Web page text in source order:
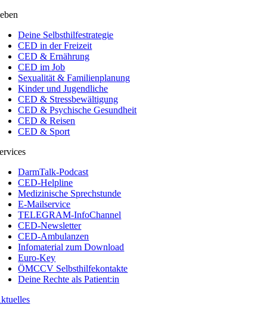
Deine Selbsthilfestrategie
CED in der Freizeit
CED & Ernährung
CED im Job
Sexualität & Familienplanung
Kinder und Jugendliche
CED & Stressbewältigung
CED & Psychische Gesundheit
CED & Reisen
CED & Sport
DarmTalk-Podcast
CED-Helpline
Medizinische Sprechstunde
E-Mailservice
TELEGRAM-InfoChannel
CED-Newsletter
CED-Ambulanzen
Infomaterial zum Download
Euro-Key
ÖMCCV Selbsthilfekontakte
Deine Rechte als Patient:in